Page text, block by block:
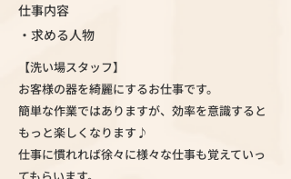
仕事内容
・求める人物
【洗い場スタッフ】
お客様の器を綺麗にするお仕事です。
簡単な作業ではありますが、効率を意識すると
もっと楽しくなります♪
仕事に慣れれば徐々に様々な仕事も覚えていっ